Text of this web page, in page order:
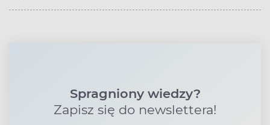
Spragniony wiedzy?
Zapisz się do newslettera!